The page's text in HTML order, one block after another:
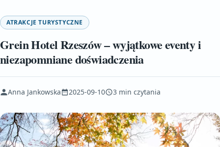
ATRAKCJE TURYSTYCZNE
Grein Hotel Rzeszów – wyjątkowe eventy i
niezapomniane doświadczenia
Anna Jankowska 2025-09-10 3 min czytania